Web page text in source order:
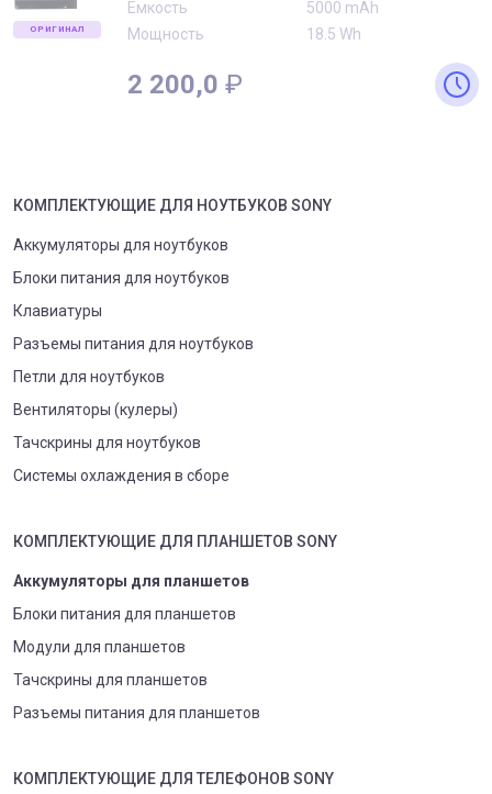
ОРИГИНАЛ
Емкость
5000 mAh
Мощность
18.5 Wh
2 200,0 ₽
КОМПЛЕКТУЮЩИЕ ДЛЯ НОУТБУКОВ SONY
Аккумуляторы для ноутбуков
Блоки питания для ноутбуков
Клавиатуры
Разъемы питания для ноутбуков
Петли для ноутбуков
Вентиляторы (кулеры)
Тачскрины для ноутбуков
Системы охлаждения в сборе
КОМПЛЕКТУЮЩИЕ ДЛЯ ПЛАНШЕТОВ SONY
Аккумуляторы для планшетов
Блоки питания для планшетов
Модули для планшетов
Тачскрины для планшетов
Разъемы питания для планшетов
КОМПЛЕКТУЮЩИЕ ДЛЯ ТЕЛЕФОНОВ SONY